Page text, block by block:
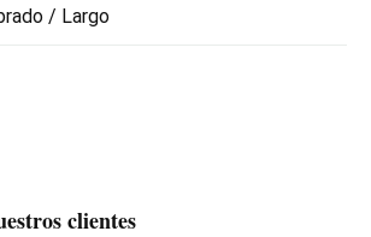
/ Largo
clientes